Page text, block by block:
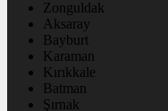
Zonguldak
Aksaray
Bayburt
Karaman
Kırıkkale
Batman
Şırnak